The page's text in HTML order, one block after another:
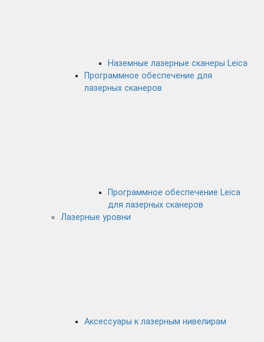
Наземные лазерные сканеры Leica
Программное обеспечение для
лазерных сканеров
Программное обеспечение Leica
для лазерных сканеров
Лазерные уровни
Аксессуары к лазерным нивелирам